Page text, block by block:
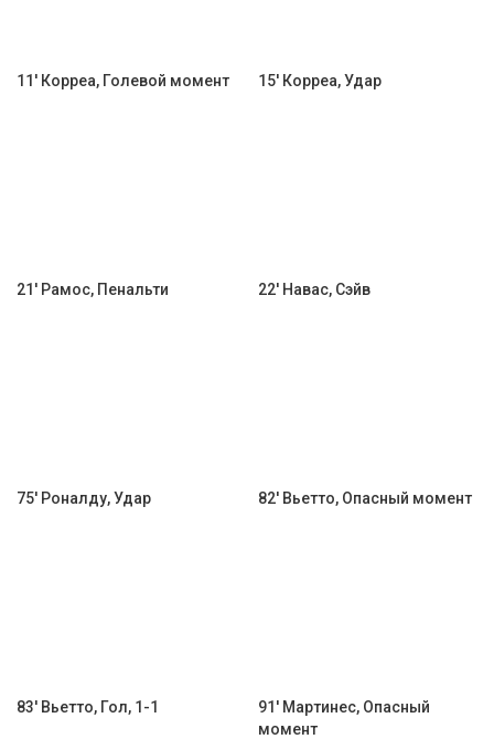
11' Корреа, Голевой момент 15' Корреа, Удар
21' Рамос, Пенальти 22' Навас, Сэйв
75' Роналду, Удар 82' Вьетто, Опасный момент
83' Вьетто, Гол, 1-1
91' Мартинес, Опасный
момент